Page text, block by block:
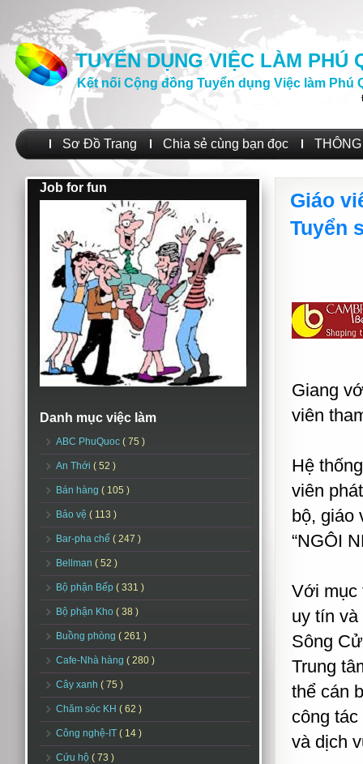
TUYỂN DỤNG VIỆC LÀM PHÚ
Kết nối Cộng đồng Tuyển dụng Việc làm Phú
Sơ Đồ Trang Chia sẻ cùng bạn đọc
Job for fun
Danh mục việc làm
ABC PhuQuoc ( 75 )
An Thới ( 52 )
Bán hàng ( 105 )
Bảo vệ ( 113 )
Bar-pha chế ( 247 )
Bellman ( 52 )
Bộ phận Bếp ( 331 )
Bộ phận Kho ( 38 )
Buồng phòng ( 261 )
Cafe-Nhà hàng ( 280 )
Cây xanh ( 75 )
Chăm sóc KH ( 62 )
Công nghệ-IT ( 14 )
Cứu hộ ( 73 )
Giáo
Tuyển
Giang
viên
Hệ
viên
bộ, giáo
“NGÔI
Với mục
uy tín
Sông
Trung
thể cán
công
và dịch